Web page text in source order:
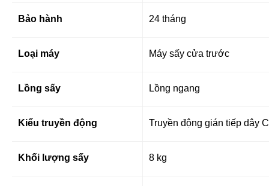
Bảo hành 24 tháng
Loại máy Máy sấy cửa trước
Lồng sấy Lồng ngang
Kiểu truyền động Truyền động gián tiếp dây
Khối lượng sấy 8 kg